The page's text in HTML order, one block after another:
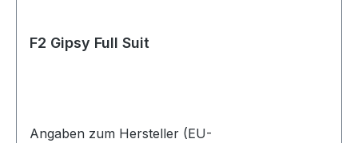
F2 Gipsy Full Suit
Angaben zum Hersteller (EU-